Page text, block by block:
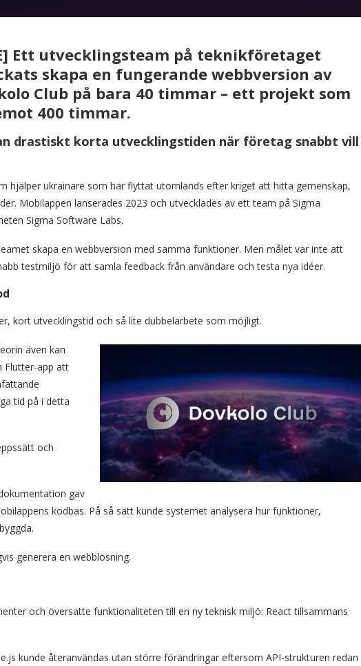
Ett utvecklingsteam på teknikföretaget
skapa en fungerande webbversion av
Club på bara 40 timmar – ett projekt som
400 timmar.
drastiskt korta utvecklingstiden när företag snabbt vill
hjälper ukrainare som har flyttat utomlands efter kriget att hitta gemenskap,
Mobilappen lanserades 2023 och utvecklades av ett team på Sigma
Sigma Software Labs.
skapa en webbversion med samma funktioner. Men målet var inte att
testmiljö för att samla feedback från användare och testa nya idéer.
kort utvecklingstid och så lite dubbelarbete som möjligt.
även kan
Flutter-app att
tid på i detta
och
gav
kodbas. På så sätt kunde systemet analysera hur funktioner,
generera en webblösning.
och översatte funktionaliteten till en ny teknisk miljö: React tillsammans
kunde återanvändas utan större förändringar eftersom API-strukturen redan